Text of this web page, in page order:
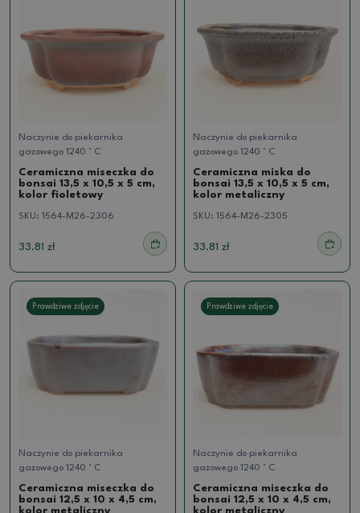
Naczynie do piekarnika
gazowego 1240 ° C
Ceramiczna miseczka do
bonsai 13,5 x 10,5 x 5 cm,
kolor fioletowy
SKU: 1564-M26-2306
33.81 zł
Naczynie do piekarnika
gazowego 1240 ° C
Ceramiczna miska do
bonsai 13,5 x 10,5 x 5 cm,
kolor metaliczny
SKU: 1564-M26-2305
33.81 zł
Prawdziwe zdjęcie
Naczynie do piekarnika
gazowego 1240 ° C
Ceramiczna miseczka do
bonsai 12,5 x 10 x 4,5 cm,
Prawdziwe zdjęcie
Naczynie do piekarnika
gazowego 1240 ° C
Ceramiczna miseczka do
bonsai 12,5 x 10 x 4,5 cm,